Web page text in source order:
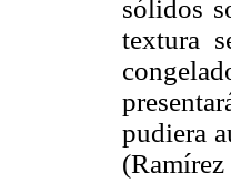
sólidos
textura
pudiera
(Ramírez